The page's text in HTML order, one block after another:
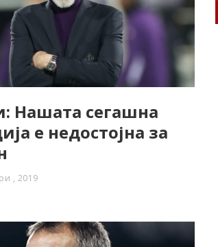
Нашата сегашна
е недостојна за
, 2019